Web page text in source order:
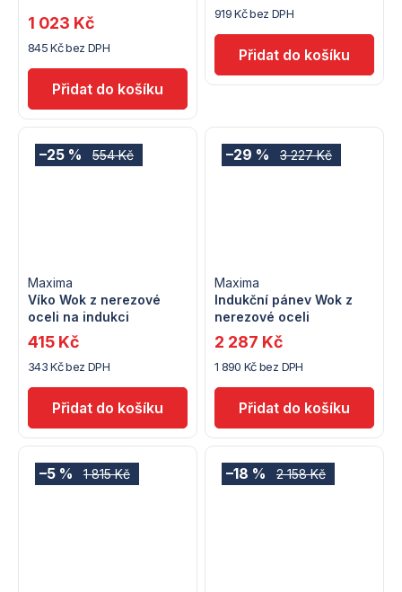
845 Kč bez DPH
1 023 Kč 919 Kč bez DPH
554 Kč
–25 %
Víko Wok z nerezové
oceli na indukci
Maxima
343 Kč bez DPH
415 Kč
3 227 Kč
–29 %
Indukční pánev Wok z
nerezové oceli
Maxima
1 890 Kč bez DPH
2 287 Kč
1 815 Kč
–5 % 2 158 Kč
–18 %